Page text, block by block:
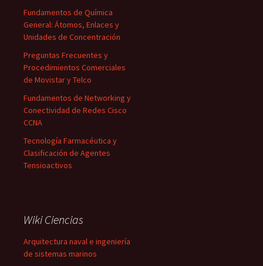
Fundamentos de Química
General: Átomos, Enlaces y
Unidades de Concentración
Preguntas Frecuentes y
Procedimientos Comerciales
de Movistar y Telco
Fundamentos de Networking y
Conectividad de Redes Cisco
CCNA
Tecnología Farmacéutica y
Clasificación de Agentes
Tensioactivos
Wiki Ciencias
Arquitectura naval e ingeniería
de sistemas marinos